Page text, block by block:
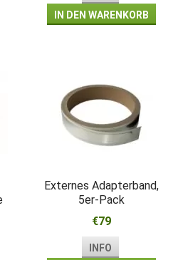
IN DEN WARENKORB
Externes Adapterband,
5er-Pack
€79
INFO